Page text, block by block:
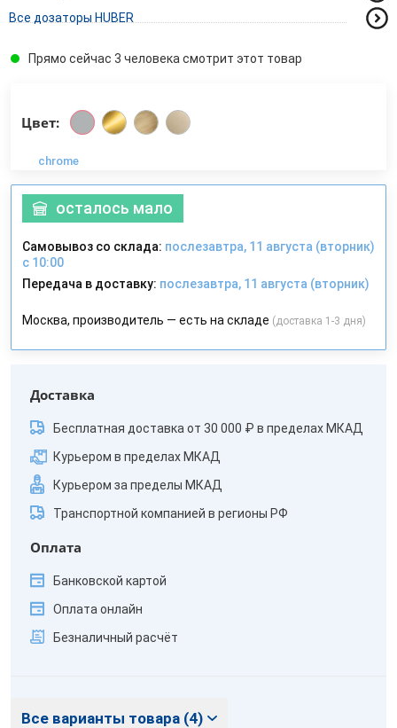
Все дозаторы HUBER
Прямо сейчас 3 человека смотрит этот товар
Цвет:
chrome
осталось мало
Самовывоз со склада: послезавтра, 11 августа (вторник)
с 10:00
Передача в доставку: послезавтра, 11 августа (вторник)
Москва, производитель — есть на складе (доставка 1-3 дня)
Доставка
Бесплатная доставка от 30 000 ₽ в пределах МКАД
Курьером в пределах МКАД
Курьером за пределы МКАД
Транспортной компанией в регионы РФ
Оплата
Банковской картой
Оплата онлайн
Безналичный расчёт
Все варианты товара (4)